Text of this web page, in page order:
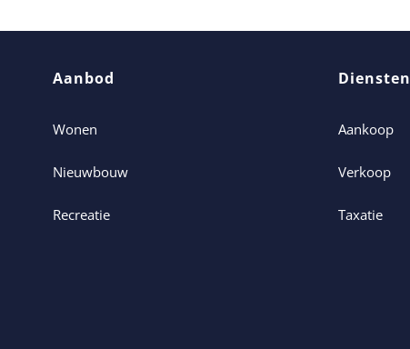
Aanbod
Wonen
Nieuwbouw
Recreatie
Diensten
Aankoop
Verkoop
Taxatie